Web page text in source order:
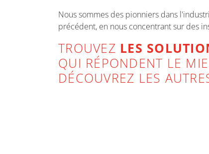
Nous sommes des pionniers dans
précédent, en nous concentrant sur des
TROUVEZ LES
QUI RÉPONDENT LE
DÉCOUVREZ LES